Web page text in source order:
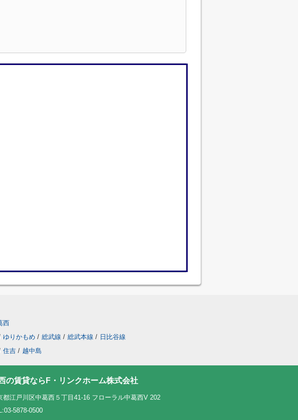
西
ゆりかもめ / 総武線 / 総武本線 / 日比谷線
住吉 / 越中島
の賃貸ならF・リンクホーム株式会社
都江戸川区中葛西５丁目41-16 フローラル中葛西V 202
5878-0500